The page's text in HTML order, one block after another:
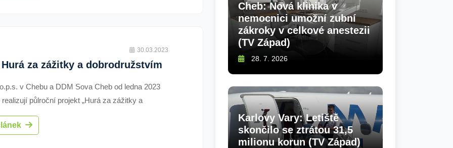
30.03.2023
za zážitky a dobrodružstvím
v Chebu a DDM Sova Cheb od ledna 2023
půlroční projekt „Hurá za zážitky a
Cheb: Nová klinika v
nemocnici umožní zubní
zákroky v celkové anestezii
(TV Západ)
28. 7. 2026
Karlovy Vary: Letiště
skončilo se ztrátou 31,5
milionu korun (TV Západ)